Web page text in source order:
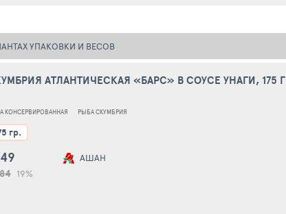
УПАКОВКИ И ВЕСОВ
АТЛАНТИЧЕСКАЯ «БАРС» В СОУСЕ УНАГИ, 175 Г
КОНСЕРВИРОВАННАЯ РЫБА СКУМБРИЯ
гр.
19%
АШАН